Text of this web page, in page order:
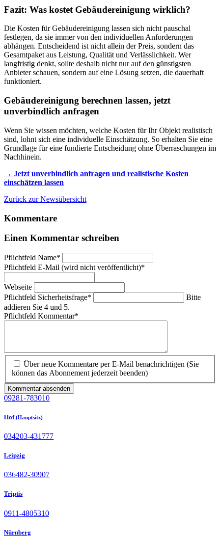
Fazit: Was kostet Gebäudereinigung wirklich?
Die Kosten für Gebäudereinigung lassen sich nicht pauschal
festlegen, da sie immer von den individuellen Anforderungen
abhängen. Entscheidend ist nicht allein der Preis, sondern das
Gesamtpaket aus Leistung, Qualität und Verlässlichkeit. Wer
langfristig denkt, sollte deshalb nicht nur auf den günstigsten
Anbieter schauen, sondern auf eine Lösung setzen, die dauerhaft
funktioniert.
Gebäudereinigung berechnen lassen, jetzt
unverbindlich anfragen
Wenn Sie wissen möchten, welche Kosten für Ihr Objekt realistisch
sind, lohnt sich eine individuelle Einschätzung. So erhalten Sie eine
Grundlage für eine fundierte Entscheidung ohne Überraschungen im
Nachhinein.
→ Jetzt unverbindlich anfragen und realistische Kosten
einschätzen lassen
Zurück zur Newsübersicht
Kommentare
Einen Kommentar schreiben
Pflichtfeld Name*
Pflichtfeld E-Mail (wird nicht veröffentlicht)*
Webseite
Pflichtfeld Sicherheitsfrage*
Bitte
addieren Sie 4 und 5.
Pflichtfeld Kommentar*
Über neue Kommentare per E-Mail benachrichtigen (Sie
können das Abonnement jederzeit beenden)
Kommentar absenden
09281-783010
Hof(Hauptsitz)
034203-431777
Leipzig
036482-30907
Triptis
0911-4805310
Nürnberg